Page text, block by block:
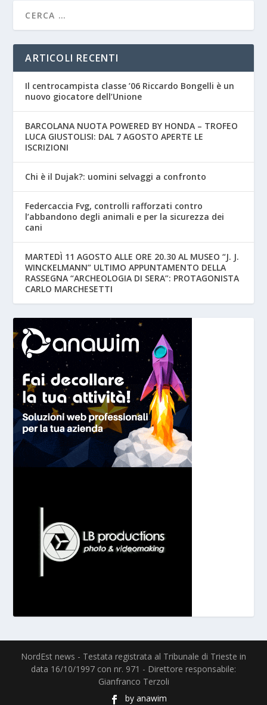
ARTICOLI RECENTI
Il centrocampista classe ’06 Riccardo Bongelli è un
nuovo giocatore dell’Unione
BARCOLANA NUOTA POWERED BY HONDA – TROFEO
LUCA GIUSTOLISI: DAL 7 AGOSTO APERTE LE
ISCRIZIONI
Chi è il Dujak?: uomini selvaggi a confronto
Federcaccia Fvg, controlli rafforzati contro
l’abbandono degli animali e per la sicurezza dei
cani
MARTEDÌ 11 AGOSTO ALLE ORE 20.30 AL MUSEO “J. J.
WINCKELMANN” ULTIMO APPUNTAMENTO DELLA
RASSEGNA “ARCHEOLOGIA DI SERA”: PROTAGONISTA
CARLO MARCHESETTI
NordEst news - Testata registrata al Tribunale di Trieste in
data 16/10/1997 con nr. 971 - Direttore responsabile:
Gianfranco Terzoli
by anawim